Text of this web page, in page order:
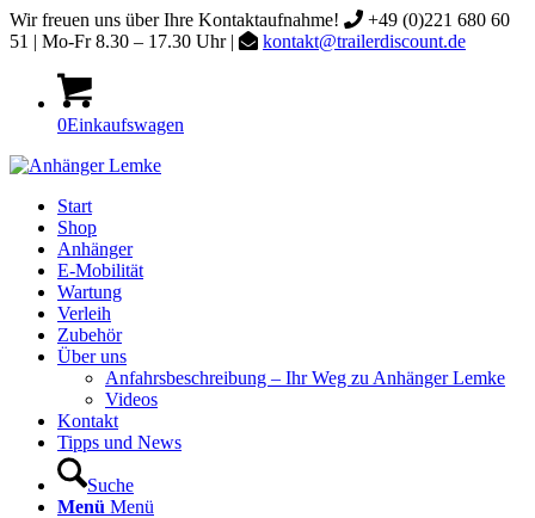
Wir freuen uns über Ihre Kontaktaufnahme!
+49 (0)221 680 60
51 | Mo-Fr 8.30 – 17.30 Uhr |
kontakt@trailerdiscount.de
0Einkaufswagen
Start
Shop
Anhänger
E-Mobilität
Wartung
Verleih
Zubehör
Über uns
Anfahrsbeschreibung – Ihr Weg zu Anhänger Lemke
Videos
Kontakt
Tipps und News
Suche
Menü Menü